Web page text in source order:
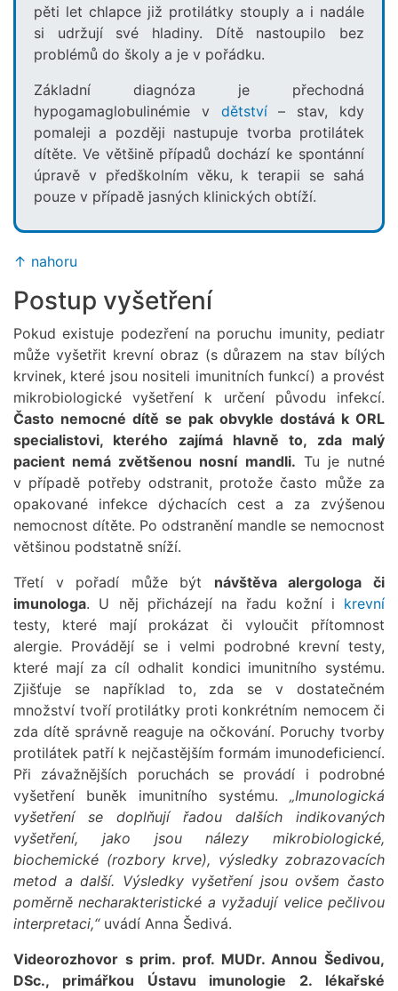
pěti let chlapce již protilátky stouply a i nadále
si udržují své hladiny. Dítě nastoupilo bez
problémů do školy a je v pořádku.
Základní diagnóza je přechodná
hypogamaglobulinémie v dětství– stav, kdy
pomaleji a později nastupuje tvorba protilátek
dítěte. Ve většině případů dochází ke spontánní
úpravě v předškolním věku, k terapii se sahá
pouze v případě jasných klinických obtíží.
↑ nahoru
Postup vyšetření
Pokud existuje podezření na poruchu imunity, pediatr
může vyšetřit krevní obraz (s důrazem na stav bílých
krvinek, které jsou nositeli imunitních funkcí) a provést
mikrobiologické vyšetření k určení původu infekcí.
Často nemocné dítě se pak obvykle dostává k ORL
specialistovi, kterého zajímá hlavně to, zda malý
pacient nemá zvětšenou nosní mandli. Tu je nutné
v případě potřeby odstranit, protože často může za
opakované infekce dýchacích cest a za zvýšenou
nemocnost dítěte. Po odstranění mandle se nemocnost
většinou podstatně sníží.
Třetí v pořadí může být návštěva alergologa či
imunologa. U něj přicházejí na řadu kožní i krevní
testy, které mají prokázat či vyloučit přítomnost
alergie. Provádějí se i velmi podrobné krevní testy,
které mají za cíl odhalit kondici imunitního systému.
Zjišťuje se například to, zda se v dostatečném
množství tvoří protilátky proti konkrétním nemocem či
zda dítě správně reaguje na očkování. Poruchy tvorby
protilátek patří k nejčastějším formám imunodeficiencí.
Při závažnějších poruchách se provádí i podrobné
vyšetření buněk imunitního systému. „Imunologická
vyšetření se doplňují řadou dalších indikovaných
vyšetření, jako jsou nálezy mikrobiologické,
biochemické (rozbory krve), výsledky zobrazovacích
metod a další. Výsledky vyšetření jsou ovšem často
poměrně necharakteristické a vyžadují velice pečlivou
interpretaci,“uvádí Anna Šedivá.
Videorozhovor s prim. prof. MUDr. Annou Šedivou,
DSc., primářkou Ústavu imunologie 2. lékařské